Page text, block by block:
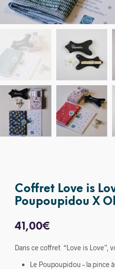
Coffret Love is
Poupoupidou X
41,00€
Dans ce coffret “Love is Love”,
Le Poupoupidou – la pince